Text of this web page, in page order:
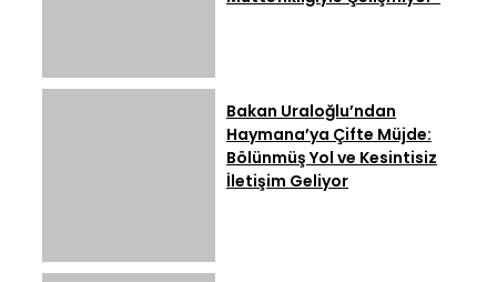
Bakan Uraloğlu’ndan
Haymana’ya Çifte Müjde:
Bölünmüş Yol ve Kesintisiz
İletişim Geliyor